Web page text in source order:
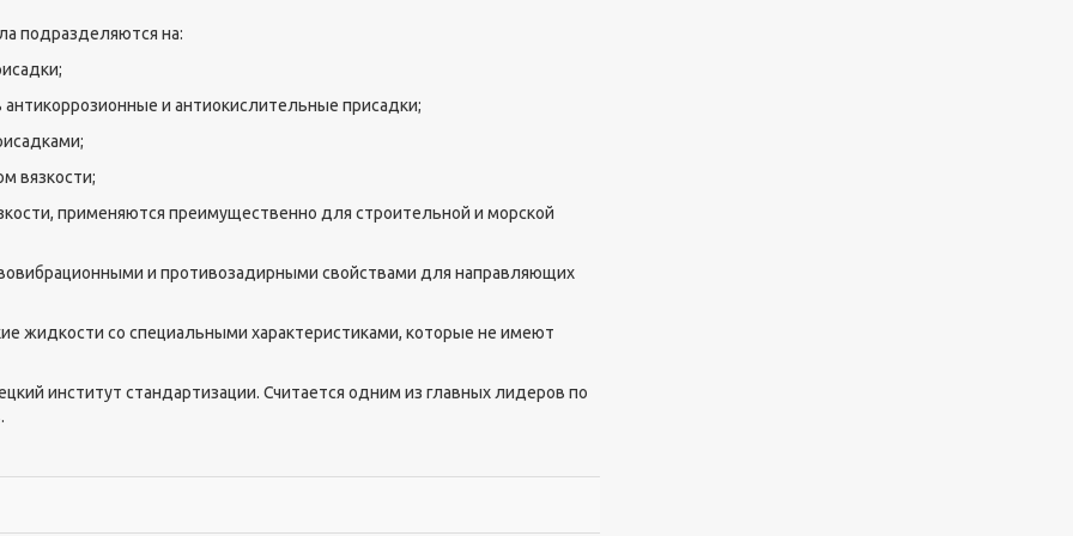
подразделяются на:
и антиокислительные присадки;
вязкости;
применяются преимущественно для строительной и морской
и противозадирными свойствами для направляющих
жидкости со специальными характеристиками, которые не имеют
институт стандартизации. Считается одним из главных лидеров по